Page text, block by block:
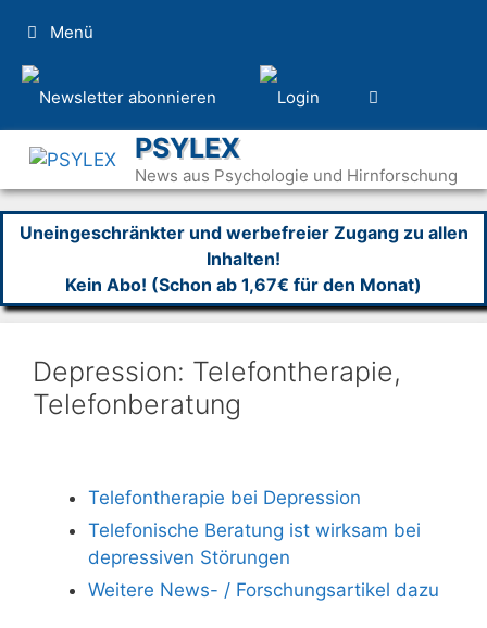
Inhalt
springen
Menü
PSYLEX
News aus Psychologie und Hirnforschung
Uneingeschränkter und werbefreier Zugang zu allen
Inhalten!
Kein Abo! (Schon ab 1,67€ für den Monat)
Depression: Telefontherapie,
Telefonberatung
Telefontherapie bei Depression
Telefonische Beratung ist wirksam bei
depressiven Störungen
Weitere News- / Forschungsartikel dazu